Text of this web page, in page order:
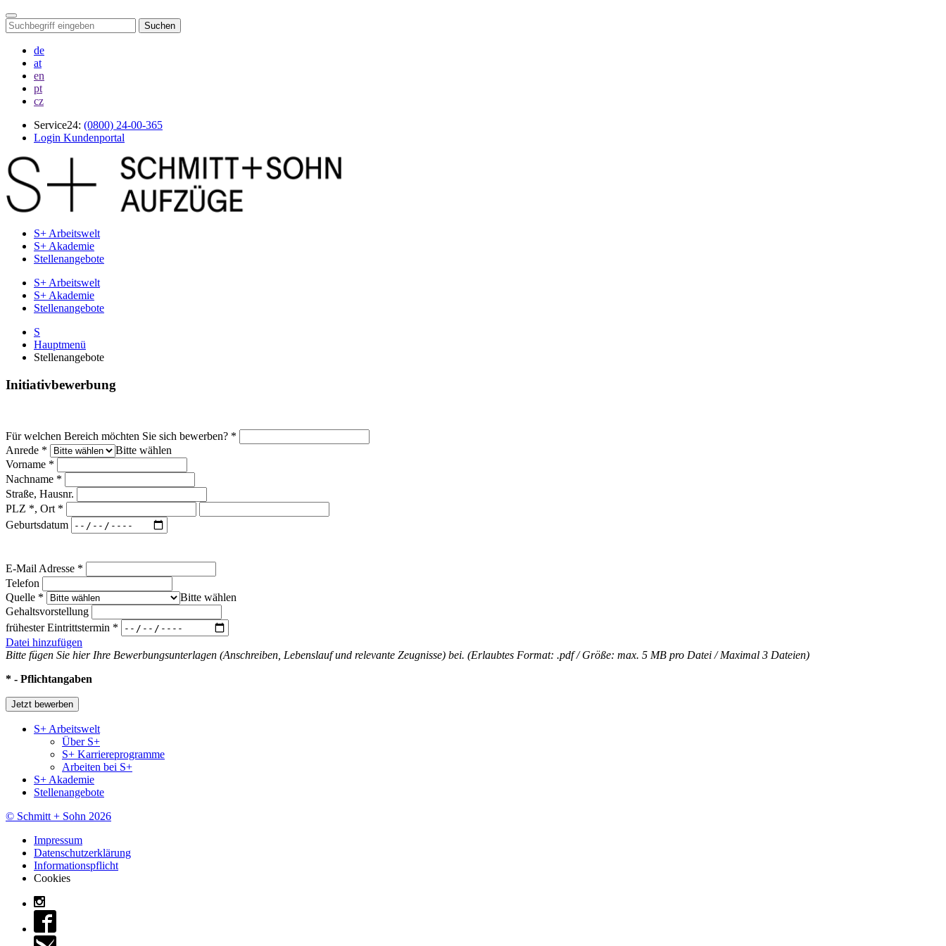
Suchen
de
at
en
pt
cz
Service24: (0800) 24-00-365
Login Kundenportal
S+ Arbeitswelt
S+ Akademie
Stellenangebote
S+ Arbeitswelt
S+ Akademie
Stellenangebote
S
Hauptmenü
Stellenangebote
Initiativbewerbung
Für welchen Bereich möchten Sie sich bewerben? *
Anrede *
Bitte wählen
Vorname *
Nachname *
Straße, Hausnr.
PLZ *, Ort *
Geburtsdatum
E-Mail Adresse *
Telefon
Quelle *
Bitte wählen
Gehaltsvorstellung
frühester Eintrittstermin *
Datei hinzufügen
Bitte fügen Sie hier Ihre Bewerbungsunterlagen (Anschreiben, Lebenslauf und relevante Zeugnisse) bei. (Erlaubtes Format: .pdf / Größe: max. 5 MB pro Datei / Maximal 3 Dateien)
* - Pflichtangaben
S+ Arbeitswelt
Über S+
S+ Karriereprogramme
Arbeiten bei S+
S+ Akademie
Stellenangebote
© Schmitt + Sohn 2026
Impressum
Datenschutzerklärung
Informationspflicht
Cookies